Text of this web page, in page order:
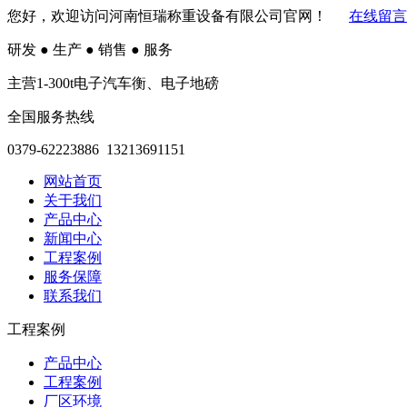
您好，欢迎访问河南恒瑞称重设备有限公司官网！ 在线留言
研发 ● 生产 ● 销售 ● 服务
主营1-300t电子汽车衡、电子地磅
全国服务热线
0379-62223886 13213691151
网站首页
关于我们
产品中心
新闻中心
工程案例
服务保障
联系我们
工程案例
产品中心
工程案例
厂区环境